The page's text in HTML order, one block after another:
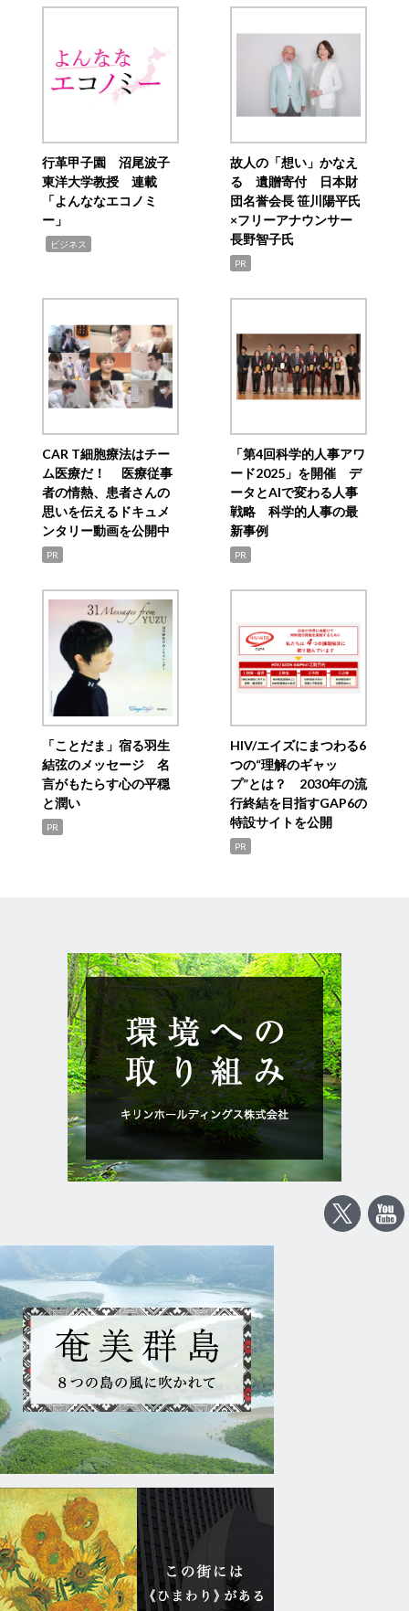
行革甲子園 沼尾波子
東洋大学教授 連載
「よんななエコノミ
ー」
ビジネス
故人の「想い」かなえ
る 遺贈寄付 日本財
団名誉会長 笹川陽平氏
×フリーアナウンサー
長野智子氏
PR
CAR T細胞療法はチー
ム医療だ！ 医療従事
者の情熱、患者さんの
思いを伝えるドキュメ
ンタリー動画を公開中
PR
「第4回科学的人事アワ
ード2025」を開催 デ
ータとAIで変わる人事
戦略 科学的人事の最
新事例
PR
「ことだま」宿る羽生
結弦のメッセージ 名
言がもたらす心の平穏
と潤い
PR
HIV/エイズにまつわる6
つの“理解のギャッ
プ”とは？ 2030年の流
行終結を目指すGAP6の
特設サイトを公開
PR